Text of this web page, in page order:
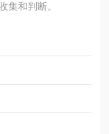
集和判断。